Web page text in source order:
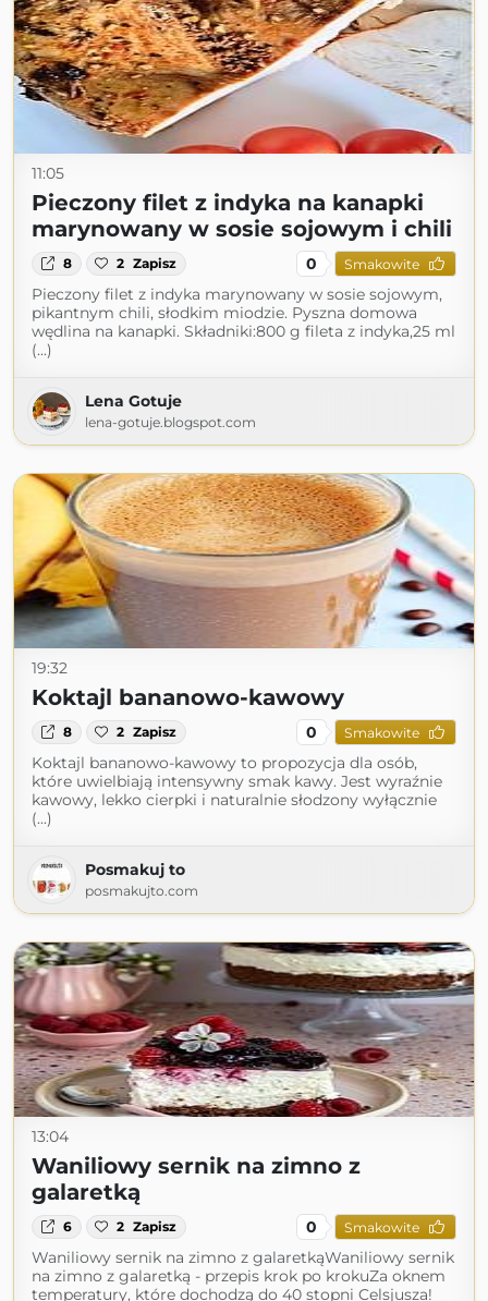
11:05
Pieczony filet z indyka na kanapki
marynowany w sosie sojowym i chili
8 2 Zapisz 0 Smakowite
Pieczony filet z indyka marynowany w sosie sojowym,
pikantnym chili, słodkim miodzie. Pyszna domowa
wędlina na kanapki. Składniki:800 g fileta z indyka,25 ml
(...)
Lena Gotuje
lena-gotuje.blogspot.com
19:32
Koktajl bananowo-kawowy
8 2 Zapisz 0 Smakowite
Koktajl bananowo-kawowy to propozycja dla osób,
które uwielbiają intensywny smak kawy. Jest wyraźnie
kawowy, lekko cierpki i naturalnie słodzony wyłącznie
(...)
Posmakuj to
posmakujto.com
13:04
Waniliowy sernik na zimno z
galaretką
6 2 Zapisz 0 Smakowite
Waniliowy sernik na zimno z galaretkąWaniliowy sernik
na zimno z galaretką - przepis krok po krokuZa oknem
temperatury, które dochodzą do 40 stopni Celsjusza!